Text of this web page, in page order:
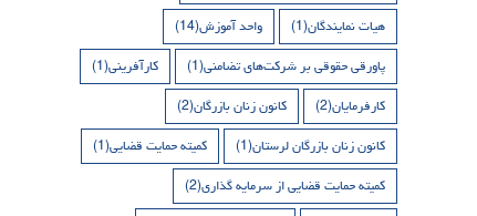
هیات نمایندگان(1) واحد آموزش(14)
پاورقی حقوقی بر شرکت‌های تضامنی(1) کارآفرینی(1)
کارفرمایان(2) کانون زنان بازرگان(2)
کانون زنان بازرگان لرستان(1) کمیته حمایت قضایی(1)
کمیته حمایت قضایی از سرمایه گذاری(2)